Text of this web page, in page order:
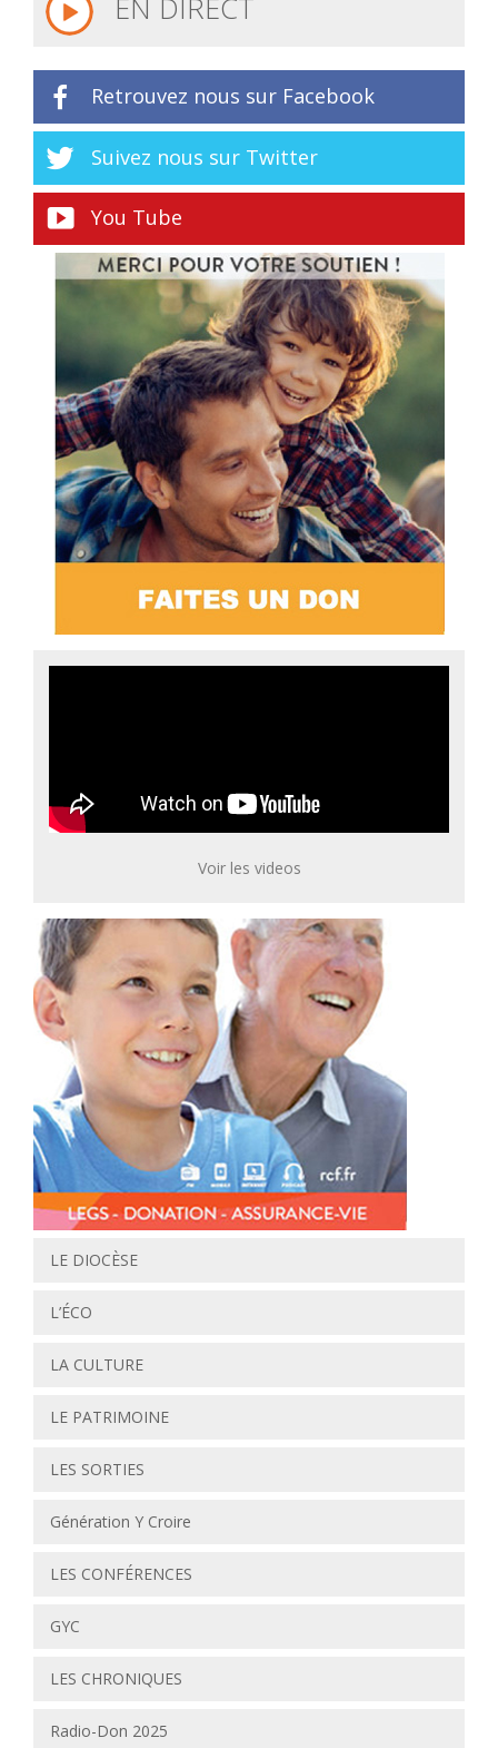
EN DIRECT
Retrouvez nous sur Facebook
Suivez nous sur Twitter
You Tube
Voir les videos
LE DIOCÈSE
L’ÉCO
LA CULTURE
LE PATRIMOINE
LES SORTIES
Génération Y Croire
LES CONFÉRENCES
GYC
LES CHRONIQUES
Radio-Don 2025